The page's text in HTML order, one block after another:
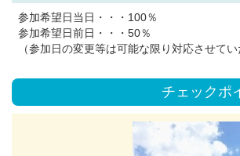
参加希望日当日・・・100％
参加希望日前日・・・50％
（参加日の変更等は可能な限り対応させてい
チェックポ